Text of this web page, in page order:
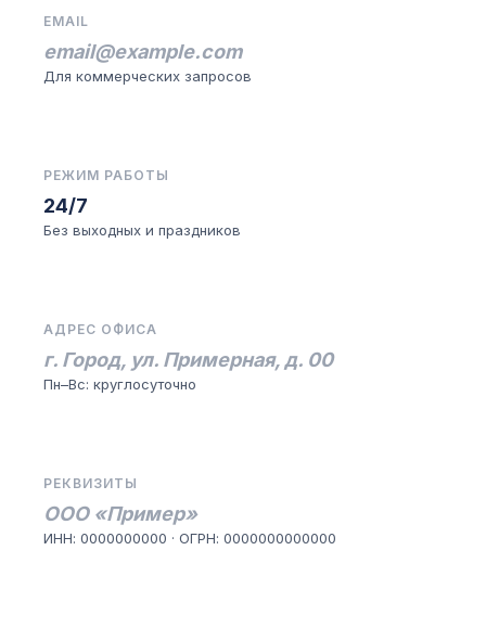
EMAIL
email@example.com
Для коммерческих запросов
РЕЖИМ РАБОТЫ
24/7
Без выходных и праздников
АДРЕС ОФИСА
г. Город, ул. Примерная, д. 00
Пн–Вс: круглосуточно
РЕКВИЗИТЫ
ООО «Пример»
ИНН: 0000000000 · ОГРН: 0000000000000